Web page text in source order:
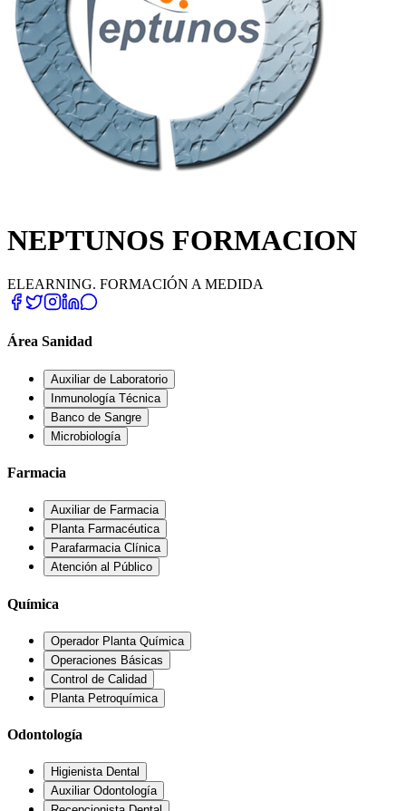
NEPTUNOS FORMACION
ELEARNING. FORMACIÓN A MEDIDA
Área Sanidad
Auxiliar de Laboratorio
Inmunología Técnica
Banco de Sangre
Microbiología
Farmacia
Auxiliar de Farmacia
Planta Farmacéutica
Parafarmacia Clínica
Atención al Público
Química
Operador Planta Química
Operaciones Básicas
Control de Calidad
Planta Petroquímica
Odontología
Higienista Dental
Auxiliar Odontología